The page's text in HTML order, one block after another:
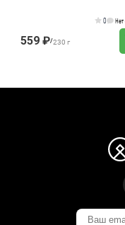
0 Нет
559 ₽/230 г